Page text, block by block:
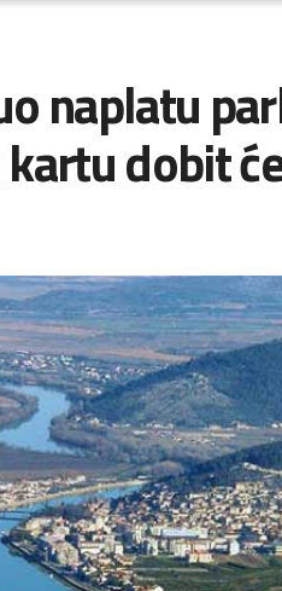
naplatu
dobit